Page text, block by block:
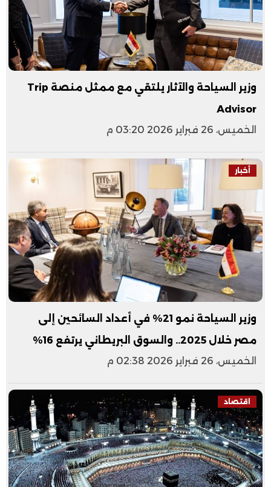
وزير السياحة والآثار يلتقي مع ممثل منصة Trip
Advisor
الخميس، 26 فبراير 2026 03:20 م
أخبار
وزير السياحة نمو 21% في أعداد السائحين إلى
مصر خلال 2025.. والسوق البريطاني يرتفع 16%
الخميس، 26 فبراير 2026 02:38 م
اقتصاد